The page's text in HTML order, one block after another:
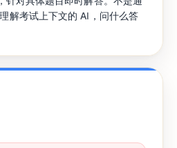
解考试上下文的 AI，问什么答